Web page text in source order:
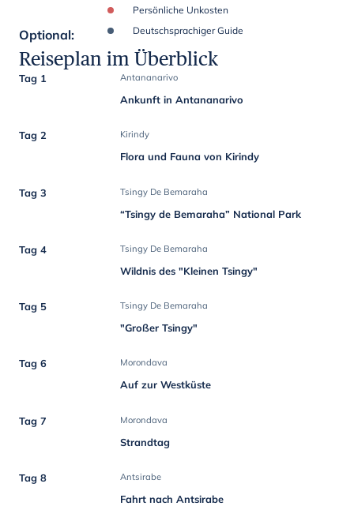
Persönliche Unkosten
Optional: Deutschsprachiger Guide
Reiseplan im Überblick
Tag 1 Antananarivo
Ankunft in Antananarivo
Tag 2 Kirindy
Flora und Fauna von Kirindy
Tag 3 Tsingy De Bemaraha
“Tsingy de Bemaraha” National Park
Tag 4 Tsingy De Bemaraha
Wildnis des "Kleinen Tsingy"
Tag 5 Tsingy De Bemaraha
"Großer Tsingy"
Tag 6 Morondava
Auf zur Westküste
Tag 7 Morondava
Strandtag
Tag 8 Antsirabe
Fahrt nach Antsirabe